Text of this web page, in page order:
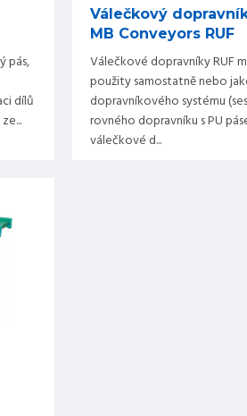
pás,
dílů
Válečkový
MB Conveyors RUF
Válečkové dopravníky RUF
použity samostatně nebo
dopravníkového systému
rovného dopravníku s PU
válečkové d...